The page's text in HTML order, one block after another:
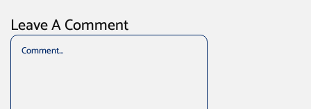
Leave A Comment
Comment